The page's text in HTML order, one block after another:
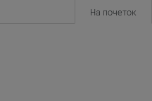
На почеток